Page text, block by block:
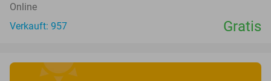
Online
Verkauft: 957
Gratis